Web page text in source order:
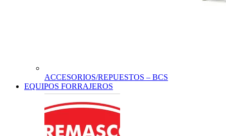
ACCESORIOS/REPUESTOS – BCS
EQUIPOS FORRAJEROS